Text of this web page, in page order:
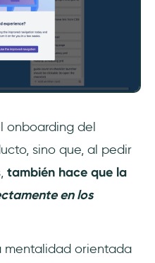
onboarding del
sino que, al pedir
también hace que la
en los
mentalidad orientada